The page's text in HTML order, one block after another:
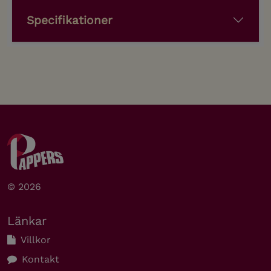
Specifikationer
© 2026
Länkar
Villkor
Kontakt